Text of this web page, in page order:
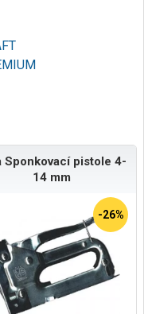
Sponkovací pistole 4-
14 mm
-26%